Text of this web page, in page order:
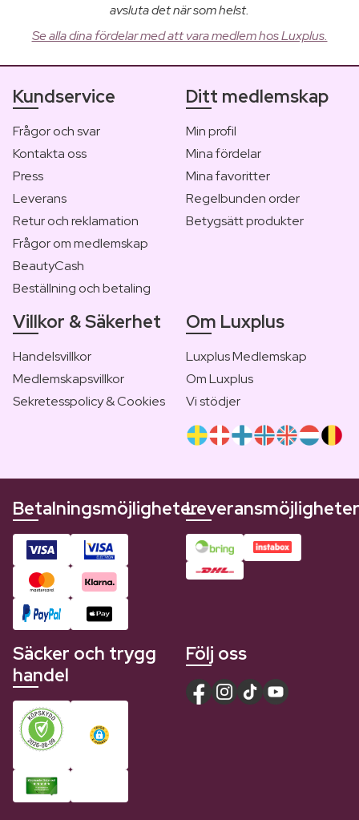
avsluta det när som helst.
Se alla dina fördelar med att vara medlem hos Luxplus.
Kundservice
Frågor och svar
Kontakta oss
Press
Leverans
Retur och reklamation
Frågor om medlemskap
BeautyCash
Beställning och betaling
Ditt medlemskap
Min profil
Mina fördelar
Mina favoritter
Regelbunden order
Betygsätt produkter
Villkor & Säkerhet
Handelsvillkor
Medlemskapsvillkor
Sekretesspolicy & Cookies
Om Luxplus
Luxplus Medlemskap
Om Luxplus
Vi stödjer
BetalningsmöjligheterLeveransmöjligheter
Säcker och trygg
handel
Följ oss